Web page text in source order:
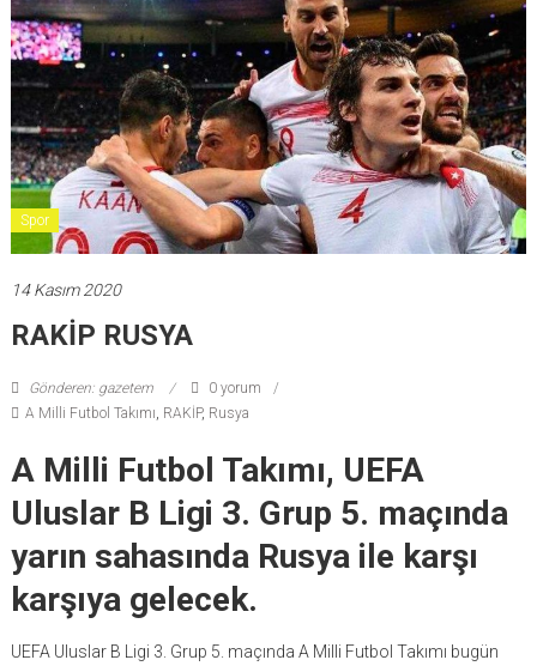
Spor
14 Kasım 2020
RAKİP RUSYA
Gönderen: gazetem
0 yorum
A Milli Futbol Takımı, RAKİP, Rusya
A Milli Futbol Takımı, UEFA
Uluslar B Ligi 3. Grup 5. maçında
yarın sahasında Rusya ile karşı
karşıya gelecek.
UEFA Uluslar B Ligi 3. Grup 5. maçında A Milli Futbol Takımı bugün